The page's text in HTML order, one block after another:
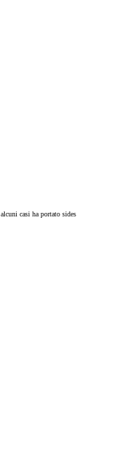
casi ha portato sides